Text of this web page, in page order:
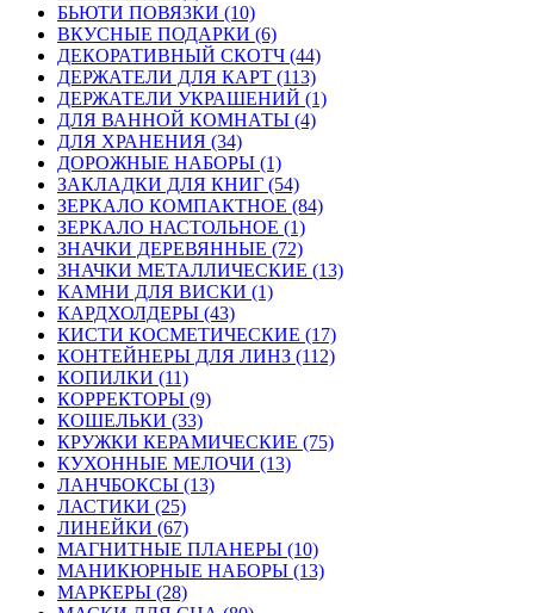
БЬЮТИ ПОВЯЗКИ (10)
ВКУСНЫЕ ПОДАРКИ (6)
ДЕКОРАТИВНЫЙ СКОТЧ (44)
ДЕРЖАТЕЛИ ДЛЯ КАРТ (113)
ДЕРЖАТЕЛИ УКРАШЕНИЙ (1)
ДЛЯ ВАННОЙ КОМНАТЫ (4)
ДЛЯ ХРАНЕНИЯ (34)
ДОРОЖНЫЕ НАБОРЫ (1)
ЗАКЛАДКИ ДЛЯ КНИГ (54)
ЗЕРКАЛО КОМПАКТНОЕ (84)
ЗЕРКАЛО НАСТОЛЬНОЕ (1)
ЗНАЧКИ ДЕРЕВЯННЫЕ (72)
ЗНАЧКИ МЕТАЛЛИЧЕСКИЕ (13)
КАМНИ ДЛЯ ВИСКИ (1)
КАРДХОЛДЕРЫ (43)
КИСТИ КОСМЕТИЧЕСКИЕ (17)
КОНТЕЙНЕРЫ ДЛЯ ЛИНЗ (112)
КОПИЛКИ (11)
КОРРЕКТОРЫ (9)
КОШЕЛЬКИ (33)
КРУЖКИ КЕРАМИЧЕСКИЕ (75)
КУХОННЫЕ МЕЛОЧИ (13)
ЛАНЧБОКСЫ (13)
ЛАСТИКИ (25)
ЛИНЕЙКИ (67)
МАГНИТНЫЕ ПЛАНЕРЫ (10)
МАНИКЮРНЫЕ НАБОРЫ (13)
МАРКЕРЫ (28)